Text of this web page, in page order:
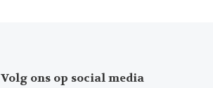
Volg ons op social media